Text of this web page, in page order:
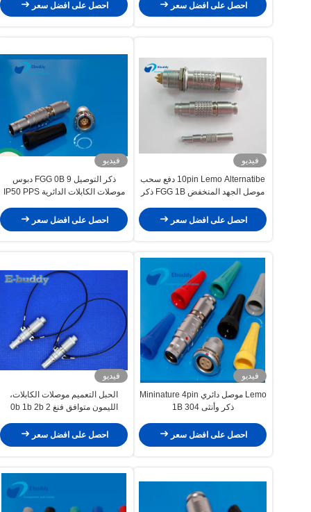
احصل على افضل سعر
احصل على افضل سعر
فيديو
10pin Lemo Alternatibe دفع سحب
موصل الجهد المنخفض FGG 1B ذكر
احصل على افضل سعر
فيديو
ذكر التوصيل FGG 0B 9 دبوس
موصلات الكابلات الدائرية IP50 PPS
احصل على افضل سعر
فيديو
Lemo موصل دائري Mininature 4pin
ذكر وأنثى 1B 304
احصل على افضل سعر
فيديو
الحبل التعميم موصلات الكابلات،
الليمون متوافق فنغ 0b 1b 2b 2
لحام كابل موصلات
احصل على افضل سعر